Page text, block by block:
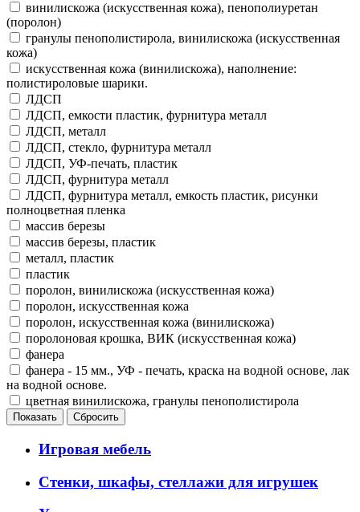
винилискожа (искусственная кожа), пенополиуретан
(поролон)
гранулы пенополистирола, винилискожа (искусственная
кожа)
искусственная кожа (винилискожа), наполнение:
полистироловые шарики.
ЛДСП
ЛДСП, емкости пластик, фурнитура металл
ЛДСП, металл
ЛДСП, стекло, фурнитура металл
ЛДСП, УФ-печать, пластик
ЛДСП, фурнитура металл
ЛДСП, фурнитура металл, емкость пластик, рисунки
полноцветная пленка
массив березы
массив березы, пластик
металл, пластик
пластик
поролон, винилискожа (искусственная кожа)
поролон, искусственная кожа
поролон, искусственная кожа (винилискожа)
поролоновая крошка, ВИК (искусственная кожа)
фанера
фанера - 15 мм., УФ - печать, краска на водной основе, лак
на водной основе.
цветная винилискожа, гранулы пенополистирола
Игровая мебель
Стенки, шкафы, стеллажи для игрушек